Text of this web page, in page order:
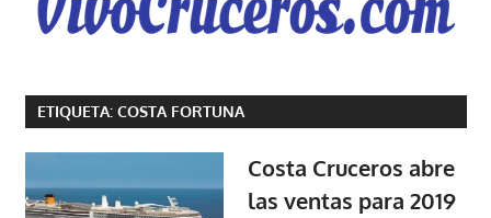
cruceros
los
ETIQUETA: COSTA FORTUNA
Costa Cruceros abre
las ventas para 2019